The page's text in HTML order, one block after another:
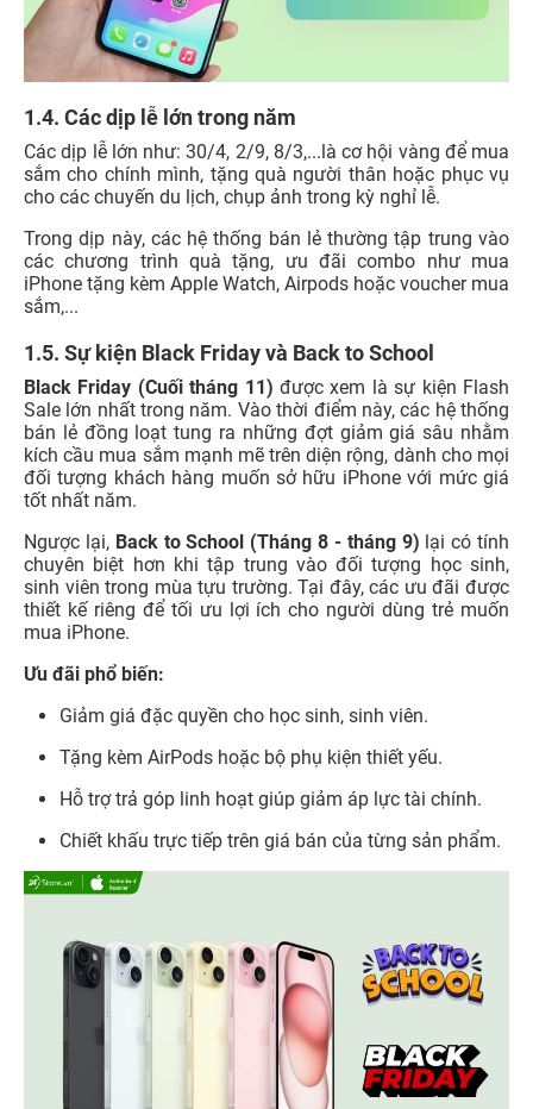
1.4. Các dịp lễ lớn trong năm
Các dịp lễ lớn như: 30/4, 2/9, 8/3,...là cơ hội vàng để mua
sắm cho chính mình, tặng quà người thân hoặc phục vụ
cho các chuyến du lịch, chụp ảnh trong kỳ nghỉ lễ.
Trong dịp này, các hệ thống bán lẻ thường tập trung vào
các chương trình quà tặng, ưu đãi combo như mua
iPhone tặng kèm Apple Watch, Airpods hoặc voucher mua
sắm,...
1.5. Sự kiện Black Friday và Back to School
Black Friday (Cuối tháng 11) được xem là sự kiện Flash
Sale lớn nhất trong năm. Vào thời điểm này, các hệ thống
bán lẻ đồng loạt tung ra những đợt giảm giá sâu nhằm
kích cầu mua sắm mạnh mẽ trên diện rộng, dành cho mọi
đối tượng khách hàng muốn sở hữu iPhone với mức giá
tốt nhất năm.
Ngược lại, Back to School (Tháng 8 - tháng 9) lại có tính
chuyên biệt hơn khi tập trung vào đối tượng học sinh,
sinh viên trong mùa tựu trường. Tại đây, các ưu đãi được
thiết kế riêng để tối ưu lợi ích cho người dùng trẻ muốn
mua iPhone.
Ưu đãi phổ biến:
Giảm giá đặc quyền cho học sinh, sinh viên.
Tặng kèm AirPods hoặc bộ phụ kiện thiết yếu.
Hỗ trợ trả góp linh hoạt giúp giảm áp lực tài chính.
Chiết khấu trực tiếp trên giá bán của từng sản phẩm.